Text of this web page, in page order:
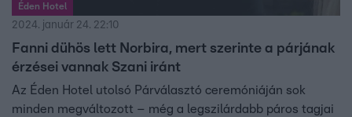
Éden Hotel
2024. január 24. 22:10
Fanni dühös lett Norbira, mert szerinte a párjának
érzései vannak Szani iránt
Az Éden Hotel utolsó Párválasztó ceremóniáján sok
minden megváltozott – még a legszilárdabb páros tagjai